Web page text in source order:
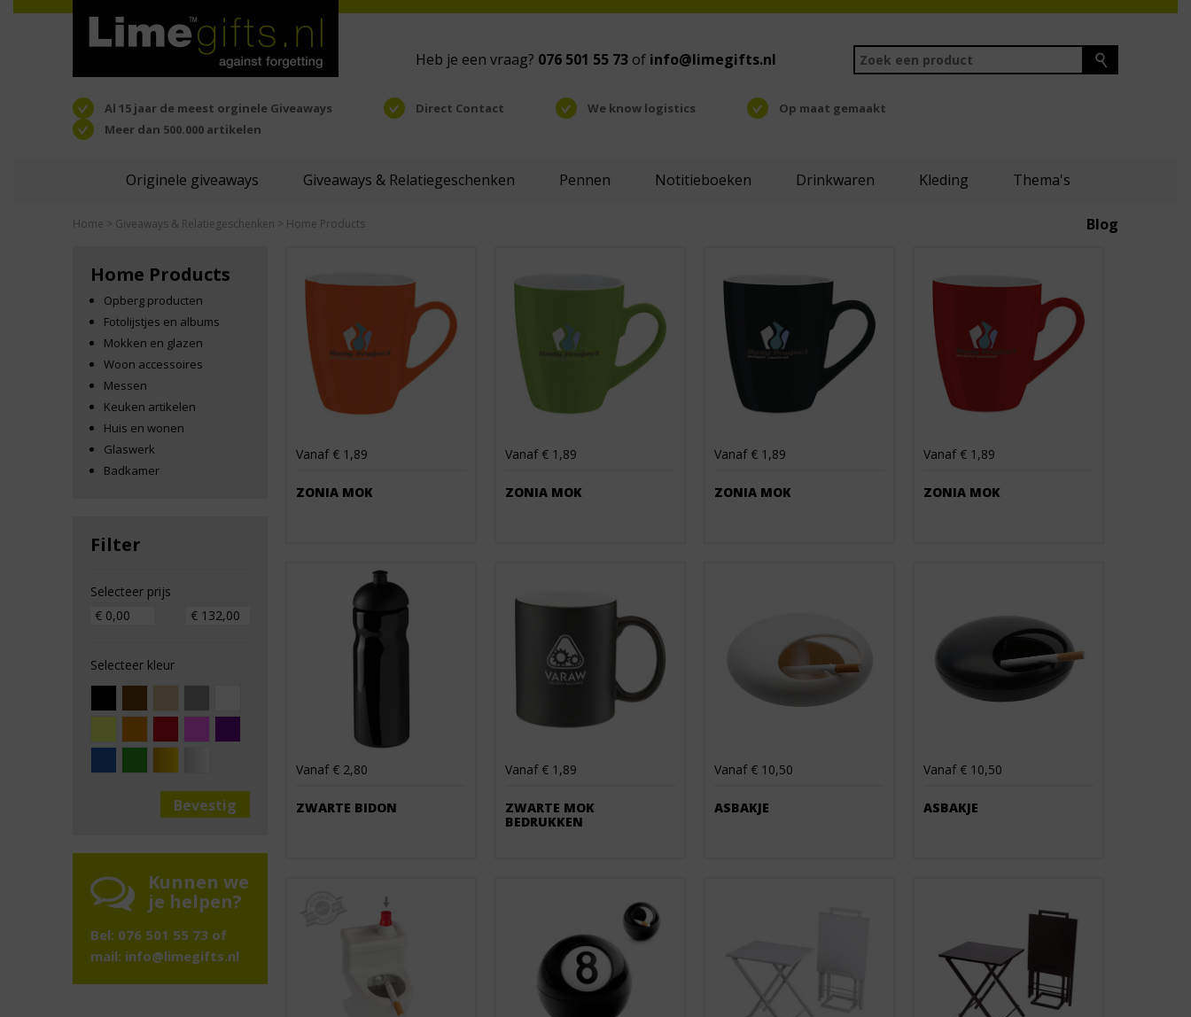
Heb je een vraag? 076 501 55 73of info@limegifts.nl
Al 15 jaar de meest orginele Giveaways Direct Contact We know logistics
Op maat gemaakt
Meer dan 500.000 artikelen
Originele giveaways Giveaways & Relatiegeschenken Pennen Notitieboeken Drinkwaren Kleding Thema's
Blog
Home > Giveaways & Relatiegeschenken > Home Products
Home Products
Opberg producten
Fotolijstjes en albums
Mokken en glazen
Woon accessoires
Messen
Keuken artikelen
Huis en wonen
Glaswerk
Badkamer
Filter
Selecteer prijs
Selecteer kleur
Kunnen we
je helpen?
Bel: 076 501 55 73 of
mail: info@limegifts.nl
Vanaf € 1,89
ZONIA MOK
Vanaf € 1,89
ZONIA MOK
Vanaf € 1,89
ZONIA MOK
Vanaf € 1,89
ZONIA MOK
Vanaf € 2,80
ZWARTE BIDON
Vanaf € 1,89
ZWARTE MOK
BEDRUKKEN
Vanaf € 10,50
ASBAKJE
Vanaf € 10,50
ASBAKJE